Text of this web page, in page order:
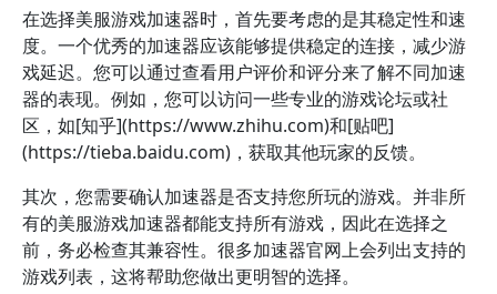
在选择美服游戏加速器时，首先要考虑的是其稳定性和速
度。一个优秀的加速器应该能够提供稳定的连接，减少游
戏延迟。您可以通过查看用户评价和评分来了解不同加速
器的表现。例如，您可以访问一些专业的游戏论坛或社
区，如[知乎](https://www.zhihu.com)和[贴吧]
(https://tieba.baidu.com)，获取其他玩家的反馈。
其次，您需要确认加速器是否支持您所玩的游戏。并非所
有的美服游戏加速器都能支持所有游戏，因此在选择之
前，务必检查其兼容性。很多加速器官网上会列出支持的
游戏列表，这将帮助您做出更明智的选择。